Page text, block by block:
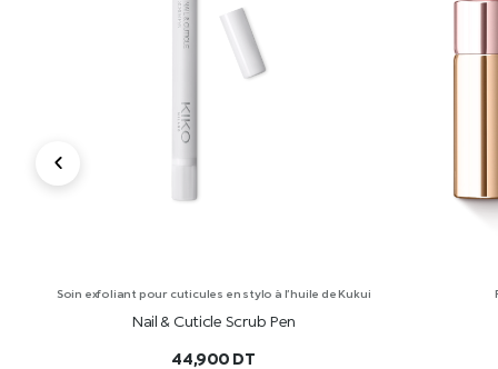
Soin exfoliant pour cuticules en stylo à l’huile de Kukui
Nail & Cuticle Scrub Pen
44,900 DT